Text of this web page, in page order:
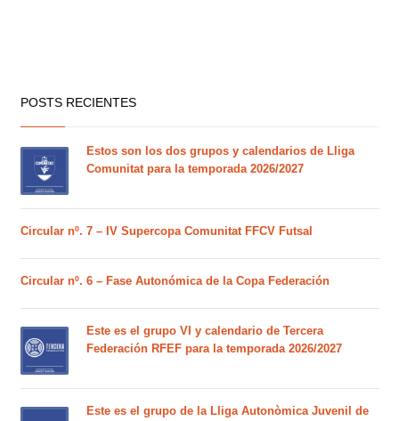
POSTS RECIENTES
Estos son los dos grupos y calendarios de Lliga
Comunitat para la temporada 2026/2027
Circular nº. 7 – IV Supercopa Comunitat FFCV Futsal
Circular nº. 6 – Fase Autonómica de la Copa Federación
Este es el grupo VI y calendario de Tercera
Federación RFEF para la temporada 2026/2027
Este es el grupo de la Lliga Autonòmica Juvenil de